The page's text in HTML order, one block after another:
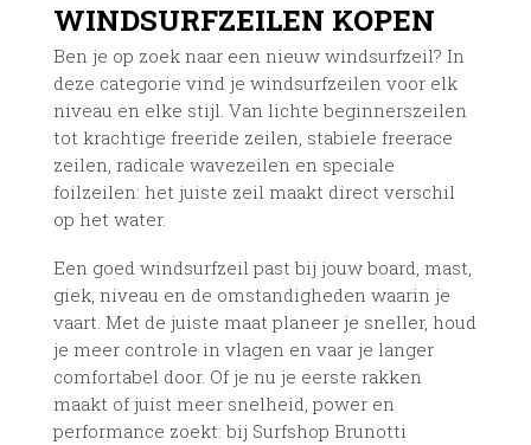
WINDSURFZEILEN KOPEN
Ben je op zoek naar een nieuw windsurfzeil? In
deze categorie vind je windsurfzeilen voor elk
niveau en elke stijl. Van lichte beginnerszeilen
tot krachtige freeride zeilen, stabiele freerace
zeilen, radicale wavezeilen en speciale
foilzeilen: het juiste zeil maakt direct verschil
op het water.
Een goed windsurfzeil past bij jouw board, mast,
giek, niveau en de omstandigheden waarin je
vaart. Met de juiste maat planeer je sneller, houd
je meer controle in vlagen en vaar je langer
comfortabel door. Of je nu je eerste rakken
maakt of juist meer snelheid, power en
performance zoekt: bij Surfshop Brunotti